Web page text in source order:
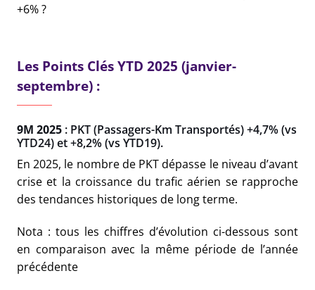
+6% ?
Les Points Clés YTD 2025 (janvier-
septembre) :
9M 2025 : PKT (Passagers-Km Transportés) +4,7% (vs
YTD24) et +8,2% (vs YTD19).
En 2025, le nombre de PKT dépasse le niveau d’avant
crise et la croissance du trafic aérien se rapproche
des tendances historiques de long terme.
Nota : tous les chiffres d’évolution ci-dessous sont
en comparaison avec la même période de l’année
précédente